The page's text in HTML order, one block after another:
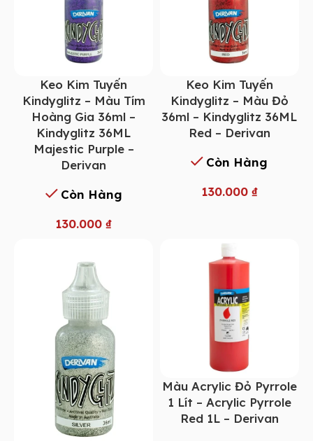
Keo Kim Tuyến
Kindyglitz – Màu Tím
Hoàng Gia 36ml –
Kindyglitz 36ML
Majestic Purple –
Derivan
Còn Hàng
130.000 ₫
Keo Kim Tuyến
Kindyglitz – Màu Đỏ
36ml – Kindyglitz 36ML
Red – Derivan
Còn Hàng
130.000 ₫
Màu Acrylic Đỏ Pyrrole
1 Lít – Acrylic Pyrrole
Red 1L – Derivan